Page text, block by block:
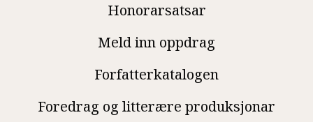
Honorarsatsar
Meld inn oppdrag
Forfatterkatalogen
Foredrag og litterære produksjonar